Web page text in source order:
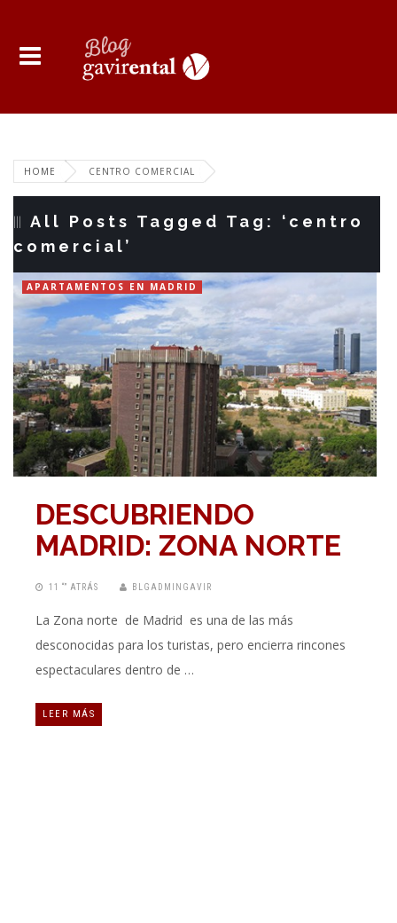
HOME CENTRO COMERCIAL
All Posts Tagged Tag: ‘centro
comercial’
APARTAMENTOS EN MADRID
DESCUBRIENDO
MADRID: ZONA NORTE
11 “” ATRÁS BLGADMINGAVIR
La Zona norte de Madrid es una de las más
desconocidas para los turistas, pero encierra rincones
espectaculares dentro de …
LEER MÁS